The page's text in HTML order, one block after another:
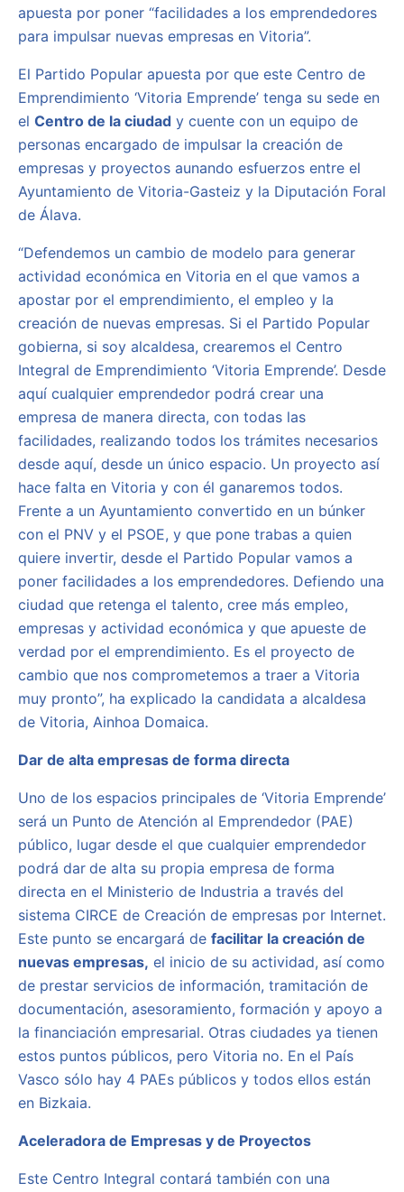
apuesta por poner “facilidades a los emprendedores
para impulsar nuevas empresas en Vitoria”.
El Partido Popular apuesta por que este Centro de
Emprendimiento ‘Vitoria Emprende’ tenga su sede en
el Centro de la ciudad y cuente con un equipo de
personas encargado de impulsar la creación de
empresas y proyectos aunando esfuerzos entre el
Ayuntamiento de Vitoria-Gasteiz y la Diputación Foral
de Álava.
“Defendemos un cambio de modelo para generar
actividad económica en Vitoria en el que vamos a
apostar por el emprendimiento, el empleo y la
creación de nuevas empresas. Si el Partido Popular
gobierna, si soy alcaldesa, crearemos el Centro
Integral de Emprendimiento ‘Vitoria Emprende’. Desde
aquí cualquier emprendedor podrá crear una
empresa de manera directa, con todas las
facilidades, realizando todos los trámites necesarios
desde aquí, desde un único espacio. Un proyecto así
hace falta en Vitoria y con él ganaremos todos.
Frente a un Ayuntamiento convertido en un búnker
con el PNV y el PSOE, y que pone trabas a quien
quiere invertir, desde el Partido Popular vamos a
poner facilidades a los emprendedores. Defiendo una
ciudad que retenga el talento, cree más empleo,
empresas y actividad económica y que apueste de
verdad por el emprendimiento. Es el proyecto de
cambio que nos comprometemos a traer a Vitoria
muy pronto”, ha explicado la candidata a alcaldesa
de Vitoria, Ainhoa Domaica.
Dar de alta empresas de forma directa
Uno de los espacios principales de ‘Vitoria Emprende’
será un Punto de Atención al Emprendedor (PAE)
público, lugar desde el que cualquier emprendedor
podrá dar de alta su propia empresa de forma
directa en el Ministerio de Industria a través del
sistema CIRCE de Creación de empresas por Internet.
Este punto se encargará de facilitar la creación de
nuevas empresas, el inicio de su actividad, así como
de prestar servicios de información, tramitación de
documentación, asesoramiento, formación y apoyo a
la financiación empresarial. Otras ciudades ya tienen
estos puntos públicos, pero Vitoria no. En el País
Vasco sólo hay 4 PAEs públicos y todos ellos están
en Bizkaia.
Aceleradora de Empresas y de Proyectos
Este Centro Integral contará también con una